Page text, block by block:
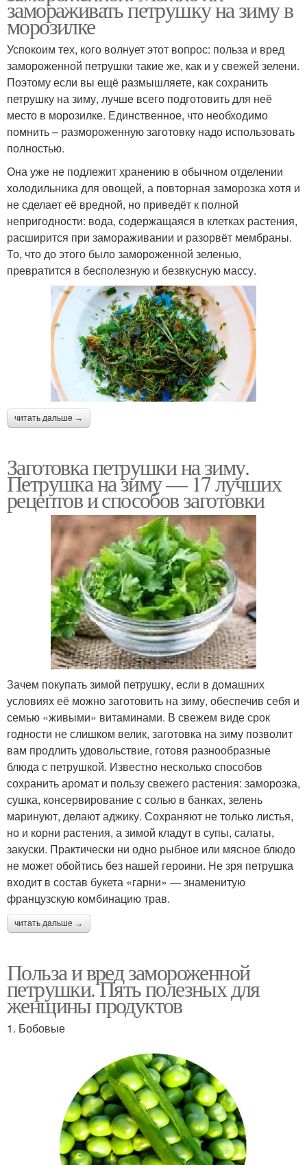
замораживать петрушку на зиму в
морозилке
Успокоим тех, кого волнует этот вопрос: польза и вред
замороженной петрушки такие же, как и у свежей зелени.
Поэтому если вы ещё размышляете, как сохранить
петрушку на зиму, лучше всего подготовить для неё
место в морозилке. Единственное, что необходимо
помнить – размороженную заготовку надо использовать
полностью.
Она уже не подлежит хранению в обычном отделении
холодильника для овощей, а повторная заморозка хотя и
не сделает её вредной, но приведёт к полной
непригодности: вода, содержащаяся в клетках растения,
расширится при замораживании и разорвёт мембраны.
То, что до этого было замороженной зеленью,
превратится в бесполезную и безвкусную массу.
читать дальше →
Заготовка петрушки на зиму.
Петрушка на зиму — 17 лучших
рецептов и способов заготовки
Зачем покупать зимой петрушку, если в домашних
условиях её можно заготовить на зиму, обеспечив себя и
семью «живыми» витаминами. В свежем виде срок
годности не слишком велик, заготовка на зиму позволит
вам продлить удовольствие, готовя разнообразные
блюда с петрушкой. Известно несколько способов
сохранить аромат и пользу свежего растения: заморозка,
сушка, консервирование с солью в банках, зелень
маринуют, делают аджику. Сохраняют не только листья,
но и корни растения, а зимой кладут в супы, салаты,
закуски. Практически ни одно рыбное или мясное блюдо
не может обойтись без нашей героини. Не зря петрушка
входит в состав букета «гарни» — знаменитую
французскую комбинацию трав.
читать дальше →
Польза и вред замороженной
петрушки. Пять полезных для
женщины продуктов
1. Бобовые